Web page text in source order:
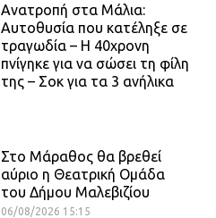
Ανατροπή στα Μάλια:
Αυτοθυσία που κατέληξε σε
τραγωδία – Η 40χρονη
πνίγηκε για να σώσει τη φίλη
της – Σοκ για τα 3 ανήλικα
Στο Μάραθος θα βρεθεί
αύριο η Θεατρική Ομάδα
του Δήμου Μαλεβιζίου
06/08/2026 15:15